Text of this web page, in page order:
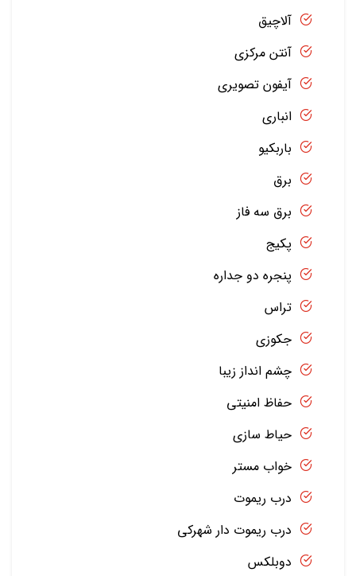
آلاچیق
آنتن مرکزی
آیفون تصویری
انباری
باربکیو
برق
برق سه فاز
پکیج
پنجره دو جداره
تراس
جکوزی
چشم انداز زیبا
حفاظ امنیتی
حیاط سازی
خواب مستر
درب ریموت
درب ریموت دار شهرکی
دوبلکس